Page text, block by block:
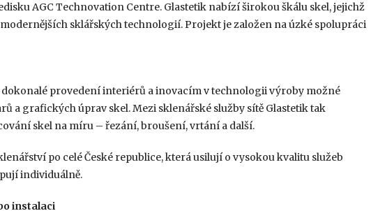
AGC Technovation Centre. Glastetik nabízí širokou škálu skel, jejichž
sklářských technologií. Projekt je založen na úzké spolupráci
dokonalé provedení interiérů a inovacím v technologii výroby možné
a grafických úprav skel. Mezi sklenářské služby sítě Glastetik tak
skel na míru – řezání, broušení, vrtání a další.
po celé České republice, která usilují o vysokou kvalitu služeb
individuálně.
instalaci